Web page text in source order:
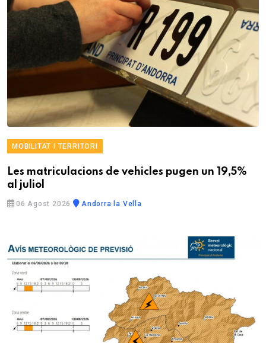
MOBILITAT I TERRITORI
Les matriculacions de vehicles pugen un 19,5%
al juliol
06 Agost 2026 Andorra la Vella